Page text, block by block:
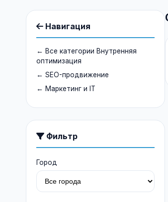
Навигация
← Все категории Внутренняя
оптимизация
← SEO-продвижение
← Маркетинг и IT
Фильтр
Город